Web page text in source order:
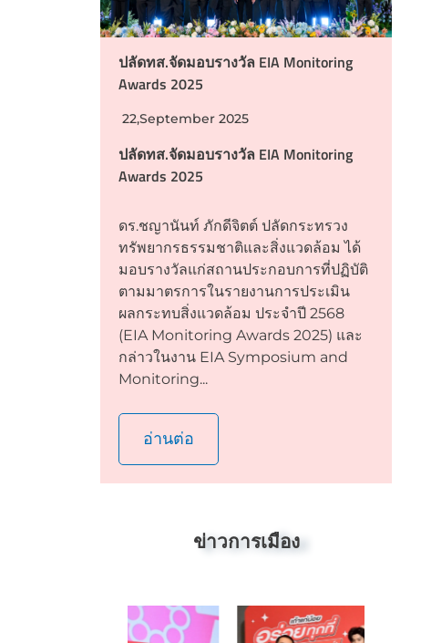
ปลัดทส.จัดมอบรางวัล EIA Monitoring
Awards 2025
22,September 2025
ปลัดทส.จัดมอบรางวัล EIA Monitoring
Awards 2025
ดร.ชญานันท์ ภักดีจิตต์ ปลัดกระทรวง
ทรัพยากรธรรมชาติและสิ่งแวดล้อม ได้
มอบรางวัลแก่สถานประกอบการที่ปฏิบัติ
ตามมาตรการในรายงานการประเมิน
ผลกระทบสิ่งแวดล้อม ประจำปี 2568
(EIA Monitoring Awards 2025) และ
กล่าวในงาน EIA Symposium and
Monitoring...
อ่านต่อ
ข่าวการเมือง